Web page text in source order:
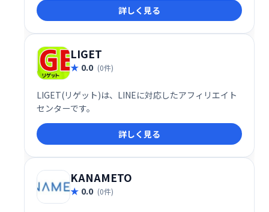
詳しく見る
LIGET
0.0 (0件)
LIGET(リゲット)は、LINEに対応したアフィリエイト
センターです。
詳しく見る
KANAMETO
0.0 (0件)